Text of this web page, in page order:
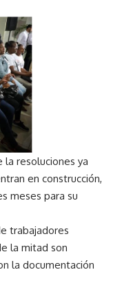
la resoluciones ya
en construcción,
meses para su
trabajadores
la mitad son
la documentación